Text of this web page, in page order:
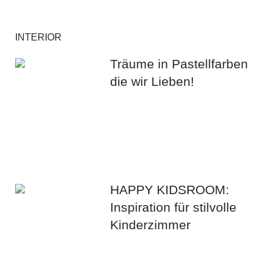
INTERIOR
Träume in Pastellfarben
die wir Lieben!
HAPPY KIDSROOM:
Inspiration für stilvolle
Kinderzimmer